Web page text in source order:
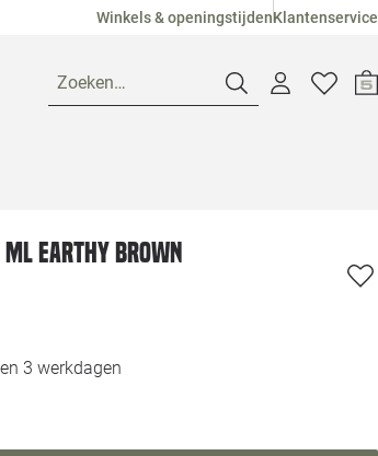
Winkels & openingstijdenKlantenservice
Zoeken…
Pagina suggesties
Klantenservice
Loods 5
ml earthy brown
3 werkdagen